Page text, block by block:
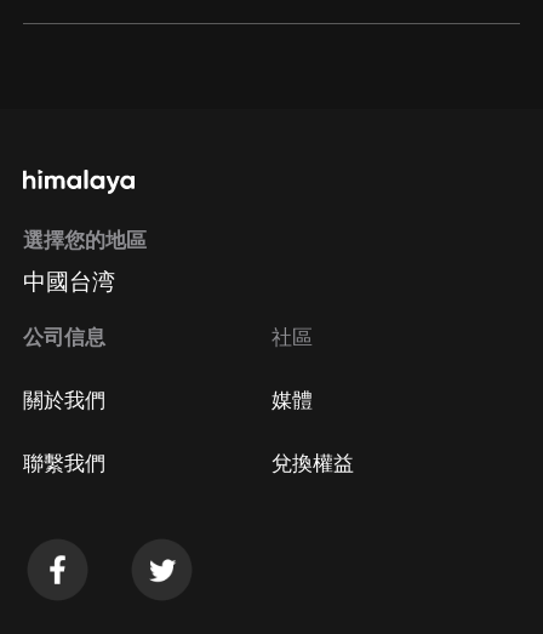
方法 Google Play取消訂閱方法
選擇您的地區
中國台湾
公司信息
關於我們
聯繫我們
社區
媒體
兌換權益